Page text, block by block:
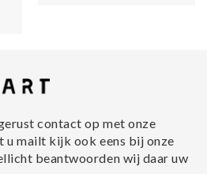
contact op met onze
u mailt kijk ook eens bij onze
beantwoorden wij daar uw